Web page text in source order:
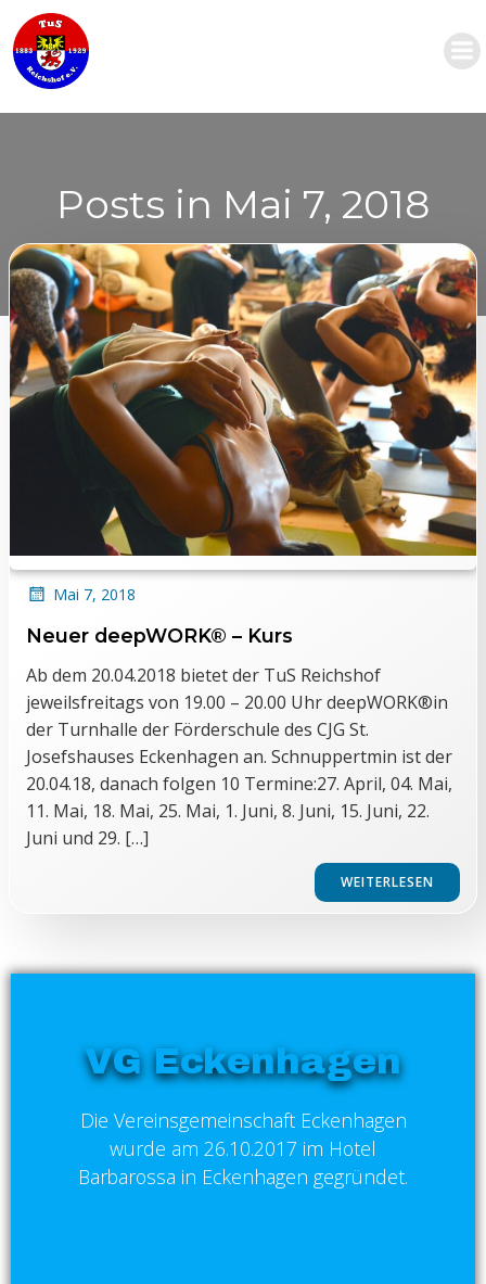
Posts in Mai 7, 2018
Mai 7, 2018
Neuer deepWORK® – Kurs
Ab dem 20.04.2018 bietet der TuS Reichshof
jeweilsfreitags von 19.00 – 20.00 Uhr deepWORK®in
der Turnhalle der Förderschule des CJG St.
Josefshauses Eckenhagen an. Schnuppertmin ist der
20.04.18, danach folgen 10 Termine:27. April, 04. Mai,
11. Mai, 18. Mai, 25. Mai, 1. Juni, 8. Juni, 15. Juni, 22.
Juni und 29. […]
WEITERLESEN
VG Eckenhagen
Die Vereinsgemeinschaft Eckenhagen
wurde am 26.10.2017 im Hotel
Barbarossa in Eckenhagen gegründet.